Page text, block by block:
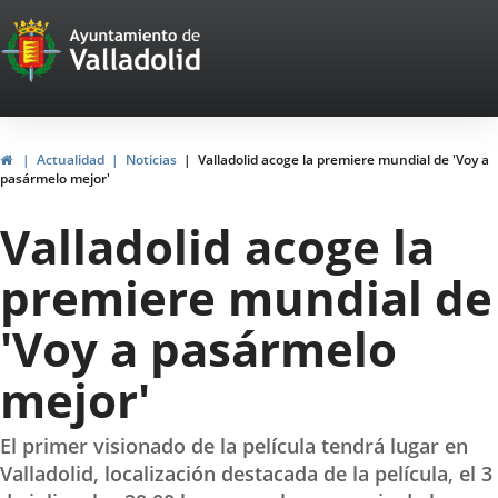
Portal
Web
del
Ayuntamiento
de
Valladolid
HomeActualidad Noticias
Valladolid acoge la premiere mundial de 'Voy a
pasármelo mejor'
Valladolid acoge la
premiere mundial de
'Voy a pasármelo
mejor'
El primer visionado de la película tendrá lugar en
Valladolid, localización destacada de la película, el 3